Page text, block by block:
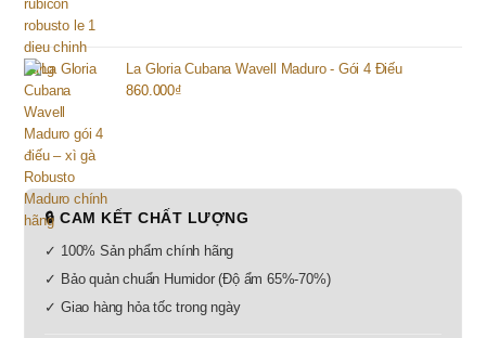
La Gloria Cubana Wavell Maduro - Gói 4 Điếu
860.000₫
🔒 CAM KẾT CHẤT LƯỢNG
✓ 100% Sản phẩm chính hãng
✓ Bảo quản chuẩn Humidor (Độ ẩm 65%-70%)
✓ Giao hàng hỏa tốc trong ngày